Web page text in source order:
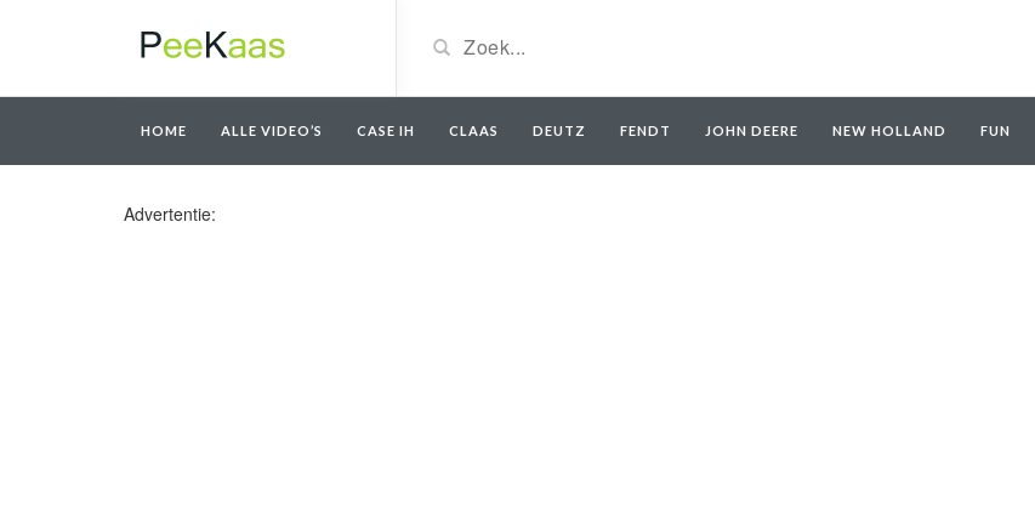
HOME ALLE VIDEO’S CASE IH CLAAS DEUTZ FENDT JOHN DEERE NEW HOLLAND FUN
Advertentie: